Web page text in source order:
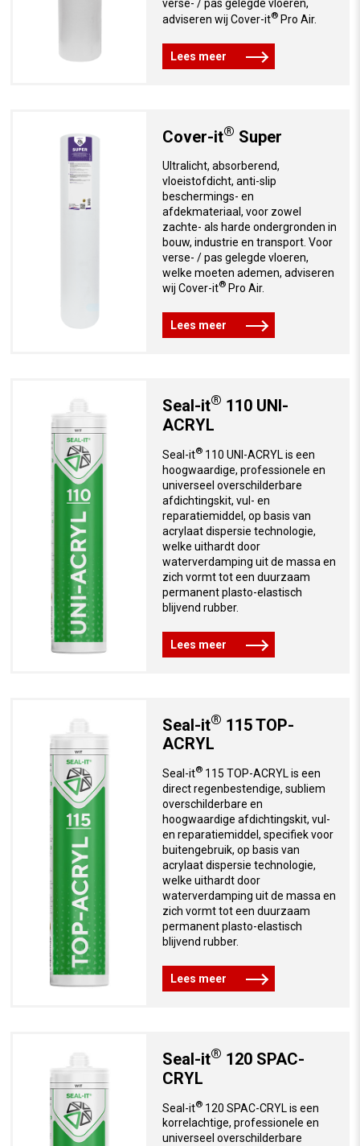
verse- / pas gelegde vloeren,
adviseren wij Cover-it®Pro Air.
Lees meer
Cover-it® Super
Ultralicht, absorberend,
vloeistofdicht, anti-slip
beschermings- en
afdekmateriaal, voor zowel
zachte- als harde ondergronden in
bouw, industrie en transport. Voor
verse- / pas gelegde vloeren,
welke moeten ademen, adviseren
wij Cover-it®Pro Air.
Lees meer
Seal-it® 110 UNI-
ACRYL
Seal-it®110 UNI-ACRYL is een
hoogwaardige, professionele en
universeel overschilderbare
afdichtingskit, vul- en
reparatiemiddel, op basis van
acrylaat dispersie technologie,
welke uithardt door
waterverdamping uit de massa en
zich vormt tot een duurzaam
permanent plasto-elastisch
blijvend rubber.
Lees meer
Seal-it® 115 TOP-
ACRYL
Seal-it®115 TOP-ACRYL is een
direct regenbestendige, subliem
overschilderbare en
hoogwaardige afdichtingskit, vul-
en reparatiemiddel, specifiek voor
buitengebruik, op basis van
acrylaat dispersie technologie,
welke uithardt door
waterverdamping uit de massa en
zich vormt tot een duurzaam
permanent plasto-elastisch
blijvend rubber.
Lees meer
Seal-it® 120 SPAC-
CRYL
Seal-it®120 SPAC-CRYL is een
korrelachtige, professionele en
universeel overschilderbare